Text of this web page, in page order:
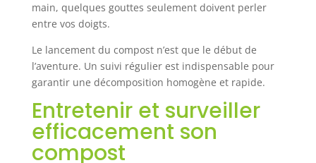
main, quelques gouttes seulement doivent perler
entre vos doigts.
Le lancement du compost n’est que le début de
l’aventure. Un suivi régulier est indispensable pour
garantir une décomposition homogène et rapide.
Entretenir et surveiller
efficacement son
compost